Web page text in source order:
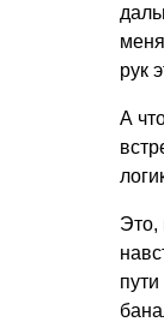
рук
А
Это,